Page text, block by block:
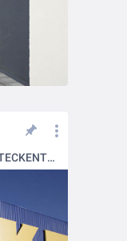
MEHRZWECKTÜR "DW 42-1/2" "TECKENTRUP"